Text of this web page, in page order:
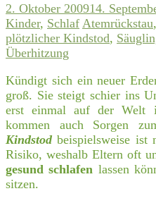
2. Oktober 200914.
Kinder, Schlaf Atemrückstau,
plötzlicher Kindstod,
Überhitzung
Kündigt sich ein neuer
groß. Sie steigt schier ins
erst einmal auf der Welt
kommen auch Sorgen
Kindstodbeispielsweise ist
Risiko, weshalb Eltern oft
gesund schlafen lassen
sitzen.